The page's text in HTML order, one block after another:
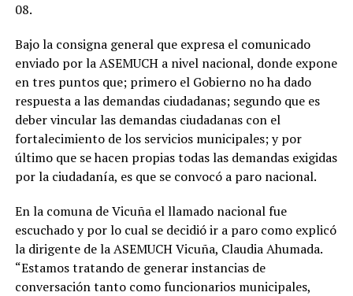
08.
Bajo la consigna general que expresa el comunicado
enviado por la ASEMUCH a nivel nacional, donde expone
en tres puntos que; primero el Gobierno no ha dado
respuesta a las demandas ciudadanas; segundo que es
deber vincular las demandas ciudadanas con el
fortalecimiento de los servicios municipales; y por
último que se hacen propias todas las demandas exigidas
por la ciudadanía, es que se convocó a paro nacional.
En la comuna de Vicuña el llamado nacional fue
escuchado y por lo cual se decidió ir a paro como explicó
la dirigente de la ASEMUCH Vicuña, Claudia Ahumada.
“Estamos tratando de generar instancias de
conversación tanto como funcionarios municipales,